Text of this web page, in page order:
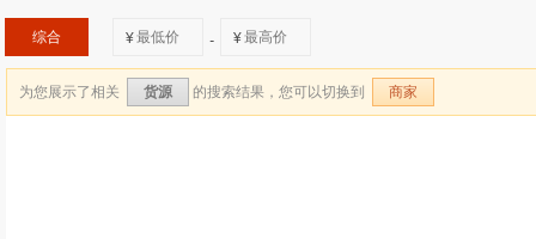
综合 ¥ - ¥
为您展示了相关 货源 的搜索结果，您可以切换到 商家